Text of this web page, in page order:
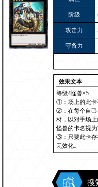
阶级
攻击力
守备力
效果文本
等级4怪兽×5
①：场上的此卡
②：在每个自己
材，以对手场
怪兽的卡名视为
③：只要此卡存
无效化。
搜